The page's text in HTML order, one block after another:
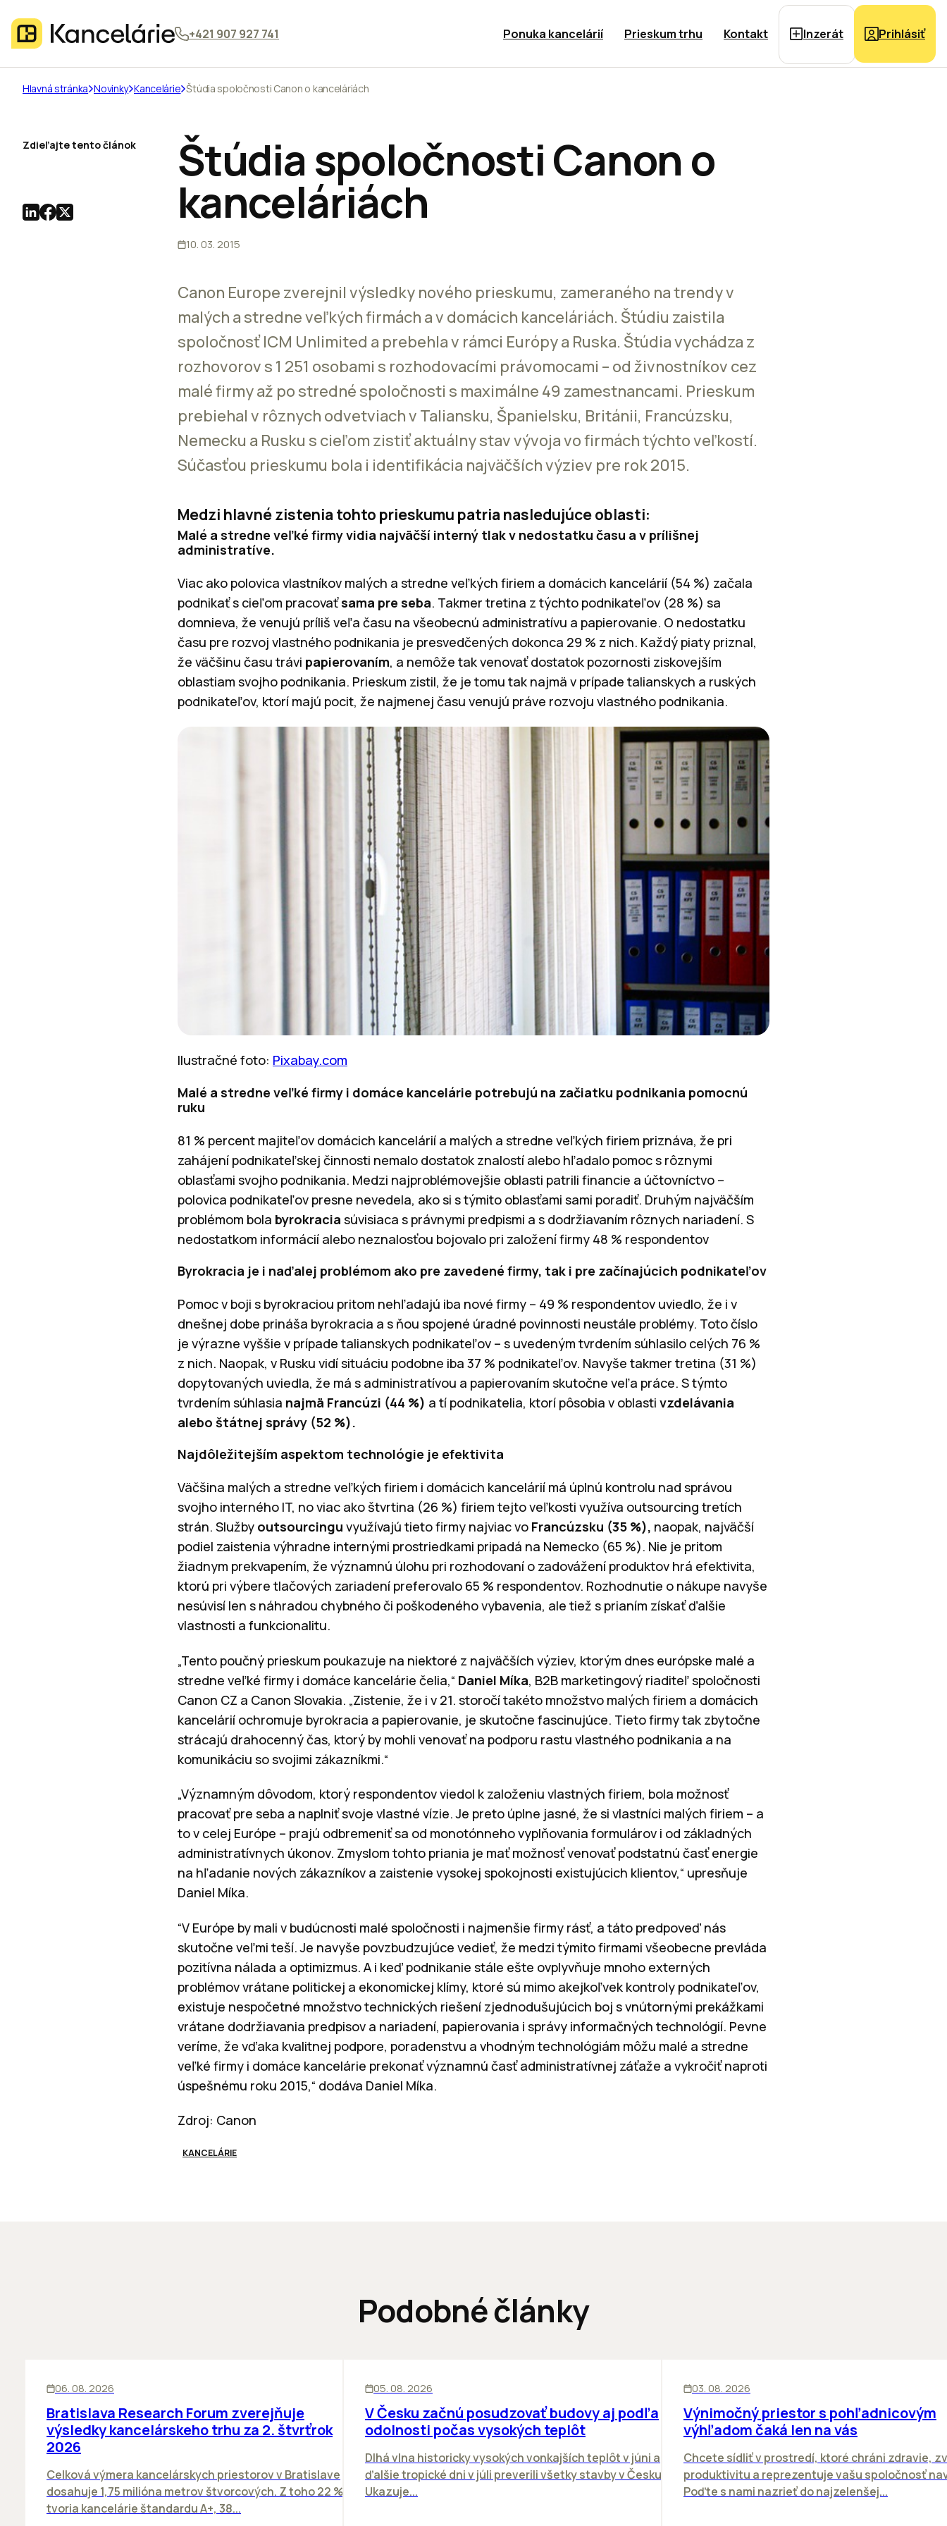
+421 907 927 741 Ponuka kancelárií Prieskum trhu Kontakt Inzerát Prihlásiť
Hlavná stránka Novinky Kancelárie Štúdia spoločnosti Canon o kanceláriách
Štúdia spoločnosti Canon o
kanceláriách
10. 03. 2015
Canon Europe zverejnil výsledky nového prieskumu, zameraného na trendy v
malých a stredne veľkých firmách a v domácich kanceláriách. Štúdiu zaistila
spoločnosť ICM Unlimited a prebehla v rámci Európy a Ruska. Štúdia vychádza z
rozhovorov s 1 251 osobami s rozhodovacími právomocami – od živnostníkov cez
malé firmy až po stredné spoločnosti s maximálne 49 zamestnancami. Prieskum
prebiehal v rôznych odvetviach v Taliansku, Španielsku, Británii, Francúzsku,
Nemecku a Rusku s cieľom zistiť aktuálny stav vývoja vo firmách týchto veľkostí.
Súčasťou prieskumu bola i identifikácia najväčších výziev pre rok 2015.
Medzi hlavné zistenia tohto prieskumu patria nasledujúce oblasti:
Malé a stredne veľké firmy vidia najväčší interný tlak v nedostatku času a v prílišnej
administratíve.
Viac ako polovica vlastníkov malých a stredne veľkých firiem a domácich kancelárií (54 %) začala
podnikať s cieľom pracovaťsama pre seba. Takmer tretina z týchto podnikateľov (28 %) sa
domnieva, že venujú príliš veľa času na všeobecnú administratívu a papierovanie. O nedostatku
času pre rozvoj vlastného podnikania je presvedčených dokonca 29 % z nich. Každý piaty priznal,
že väčšinu času trávi papierovaním, a nemôže tak venovať dostatok pozornosti ziskovejším
oblastiam svojho podnikania. Prieskum zistil, že je tomu tak najmä v prípade talianskych a ruských
podnikateľov, ktorí majú pocit, že najmenej času venujú práve rozvoju vlastného podnikania.
Ilustračné foto: Pixabay.com
Malé a stredne veľké firmy i domáce kancelárie potrebujú na začiatku podnikania pomocnú
ruku
81 % percent majiteľov domácich kancelárií a malých a stredne veľkých firiem priznáva, že pri
zahájení podnikateľskej činnosti nemalo dostatok znalostí alebo hľadalo pomoc s rôznymi
oblasťami svojho podnikania. Medzi najproblémovejšie oblasti patrili financie a účtovníctvo –
polovica podnikateľov presne nevedela, ako si s týmito oblasťami sami poradiť. Druhým najväčším
problémom bola byrokracia súvisiaca s právnymi predpismi a s dodržiavaním rôznych nariadení. S
nedostatkom informácií alebo neznalosťou bojovalo pri založení firmy 48 % respondentov
Byrokracia je i naďalej problémom ako pre zavedené firmy, tak i pre začínajúcich podnikateľov
Pomoc v boji s byrokraciou pritom nehľadajú iba nové firmy – 49 % respondentov uviedlo, že i v
dnešnej dobe prináša byrokracia a s ňou spojené úradné povinnosti neustále problémy. Toto číslo
je výrazne vyššie v prípade talianskych podnikateľov – s uvedeným tvrdením súhlasilo celých 76 %
z nich. Naopak, v Rusku vidí situáciu podobne iba 37 % podnikateľov. Navyše takmer tretina (31 %)
dopytovaných uviedla, že má s administratívou a papierovaním skutočne veľa práce. S týmto
tvrdením súhlasia najmä Francúzi (44 %) a tí podnikatelia, ktorí pôsobia v oblasti vzdelávania
alebo štátnej správy (52 %).
Najdôležitejším aspektom technológie je efektivita
Väčšina malých a stredne veľkých firiem i domácich kancelárií má úplnú kontrolu nad správou
svojho interného IT, no viac ako štvrtina (26 %) firiem tejto veľkosti využíva outsourcing tretích
strán. Služby outsourcingu využívajú tieto firmy najviac vo Francúzsku (35 %), naopak, najväčší
podiel zaistenia výhradne internými prostriedkami pripadá na Nemecko (65 %). Nie je pritom
žiadnym prekvapením, že významnú úlohu pri rozhodovaní o zadovážení produktov hrá efektivita,
ktorú pri výbere tlačových zariadení preferovalo 65 % respondentov. Rozhodnutie o nákupe navyše
nesúvisí len s náhradou chybného či poškodeného vybavenia, ale tiež s prianím získať ďalšie
vlastnosti a funkcionalitu.
„Tento poučný prieskum poukazuje na niektoré z najväčších výziev, ktorým dnes európske malé a
stredne veľké firmy i domáce kancelárie čelia,“ Daniel Míka, B2B marketingový riaditeľ spoločnosti
Canon CZ a Canon Slovakia. „Zistenie, že i v 21. storočí takéto množstvo malých firiem a domácich
kancelárií ochromuje byrokracia a papierovanie, je skutočne fascinujúce. Tieto firmy tak zbytočne
strácajú drahocenný čas, ktorý by mohli venovať na podporu rastu vlastného podnikania a na
komunikáciu so svojimi zákazníkmi.“
„Významným dôvodom, ktorý respondentov viedol k založeniu vlastných firiem, bola možnosť
pracovať pre seba a naplniť svoje vlastné vízie. Je preto úplne jasné, že si vlastníci malých firiem – a
to v celej Európe – prajú odbremeniť sa od monotónneho vyplňovania formulárov i od základných
administratívnych úkonov. Zmyslom tohto priania je mať možnosť venovať podstatnú časť energie
na hľadanie nových zákazníkov a zaistenie vysokej spokojnosti existujúcich klientov,“ upresňuje
Daniel Míka.
“V Európe by mali v budúcnosti malé spoločnosti i najmenšie firmy rásť, a táto predpoveď nás
skutočne veľmi teší. Je navyše povzbudzujúce vedieť, že medzi týmito firmami všeobecne prevláda
pozitívna nálada a optimizmus. A i keď podnikanie stále ešte ovplyvňuje mnoho externých
problémov vrátane politickej a ekonomickej klímy, ktoré sú mimo akejkoľvek kontroly podnikateľov,
existuje nespočetné množstvo technických riešení zjednodušujúcich boj s vnútornými prekážkami
vrátane dodržiavania predpisov a nariadení, papierovania i správy informačných technológií. Pevne
veríme, že vďaka kvalitnej podpore, poradenstvu a vhodným technológiám môžu malé a stredne
veľké firmy i domáce kancelárie prekonať významnú časť administratívnej záťaže a vykročiť naproti
úspešnému roku 2015,“ dodáva Daniel Míka.
Zdroj: Canon
KANCELÁRIE
Zdieľajte tento článok
Podobné články
06. 08. 2026
Bratislava Research Forum zverejňuje
výsledky kancelárskeho trhu za 2. štvrťrok
2026
Celková výmera kancelárskych priestorov v Bratislave
dosahuje 1,75 milióna metrov štvorcových. Z toho 22 %
tvoria kancelárie štandardu A+, 38...
05. 08. 2026
V Česku začnú posudzovať budovy aj podľa
odolnosti počas vysokých teplôt
Dlhá vlna historicky vysokých vonkajších teplôt v júni a
ďalšie tropické dni v júli preverili všetky stavby v Česku.
Ukazuje...
03. 08. 2026
Výnimočný priestor s pohľadnicovým
výhľadom čaká len na vás
Chcete sídliť v prostredí, ktoré chráni zdravie,
produktivitu a reprezentuje vašu spoločnosť
Poďte s nami nazrieť do najzelenšej...